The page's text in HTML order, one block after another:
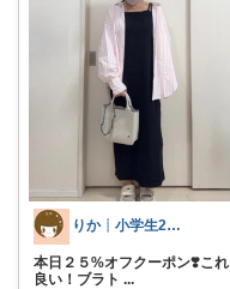
りか┊小学生2人4人家族2LDK暮らし
本日２５%オフクーポン❣️これ
良い！ブラト ...